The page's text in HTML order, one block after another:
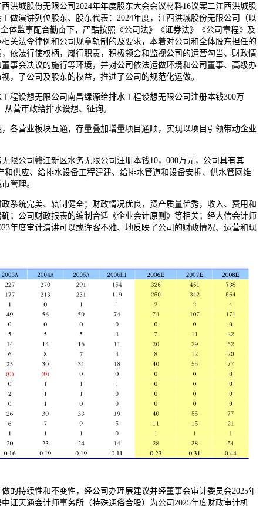
城股份无限公司2024年年度股东大会会议材料16议案二江西洪城股
做演讲列位股东、股东代表：2024年度，江西洪城股份无限公司（以
体监事配合勤奋下，严酷按照《公司法》《证券法》《公司章程》及
关法令律例和公司规章轨制的及要求，本着对公司和全体股东担任的
依法行使权柄，履行职责，积极领会和监视公司的运营勾当、财政情
事会决议的施行等环境，并对公司依法运做环境和公司董事、高级办
，了公司及股东的权益，推进了公司的规范化运做。
设想无限公司南昌绿源给排水工程设想无限公司注册本钱300万
营市政给排水设想、征询。
营业板块互通，存量叠加增量项目通顺，实现以项目引领带动企业
公司赣江新区水务无限公司注册本钱10，000万元，公司具有其
和供应、给排水设备工程建建、给排水管道和设备安拆、供水管网维
管理。
统完美、轨制健全；财政情况优良，资产质量优秀，收入、费用和
；公司财政报表的编制合适《企业会计原则》等相关；经大信会计师
年度审计演讲可以或许客不雅、地反映了公司的财政情况、运营和现
持续性和不变性，经公司办理层建议并经董事会审计委员会2025年
证天通会计师事务所（特殊通俗合股）为公司2025年度财政审计机